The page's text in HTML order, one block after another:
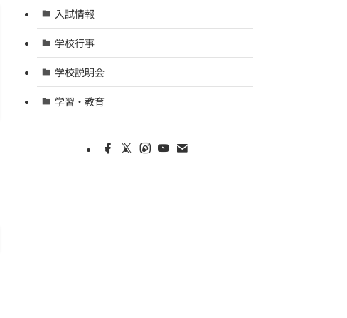
入試情報
学校行事
学校説明会
学習・教育